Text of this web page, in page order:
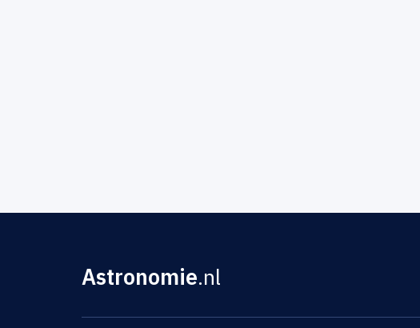
Astronomie.nl